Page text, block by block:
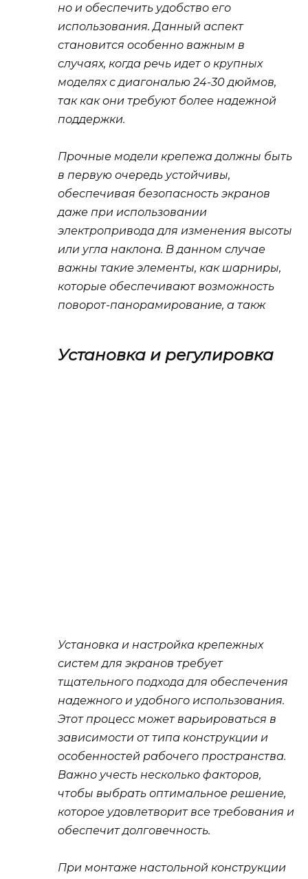
но и обеспечить удобство его
использования. Данный аспект
становится особенно важным в
случаях, когда речь идет о крупных
моделях с диагональю 24-30 дюймов,
так как они требуют более надежной
поддержки.
Прочные модели крепежа должны быть
в первую очередь устойчивы,
обеспечивая безопасность экранов
даже при использовании
электропривода для изменения высоты
или угла наклона. В данном случае
важны такие элементы, как шарниры,
которые обеспечивают возможность
поворот-панорамирование, а такж
Установка и регулировка
Установка и настройка крепежных
систем для экранов требует
тщательного подхода для обеспечения
надежного и удобного использования.
Этот процесс может варьироваться в
зависимости от типа конструкции и
особенностей рабочего пространства.
Важно учесть несколько факторов,
чтобы выбрать оптимальное решение,
которое удовлетворит все требования и
обеспечит долговечность.
При монтаже настольной конструкции